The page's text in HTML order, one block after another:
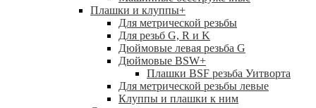
Плашки и клуппы+
Для метрической резьбы
Для резьб G, R и K
Дюймовые левая резьба G
Дюймовые BSW+
Плашки BSF резьба Уитворта
Для метрической резьбы левые
Клуппы и плашки к ним